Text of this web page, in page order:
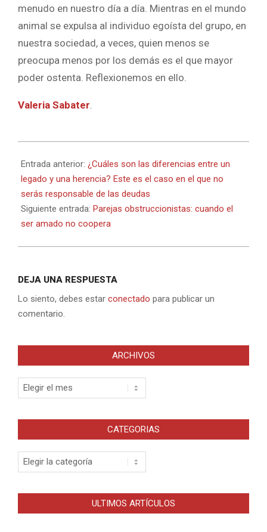
menudo en nuestro día a día. Mientras en el mundo
animal se expulsa al individuo egoísta del grupo, en
nuestra sociedad, a veces, quien menos se
preocupa menos por los demás es el que mayor
poder ostenta. Reflexionemos en ello.
Valeria Sabater.
07-
12
Entrada anterior: ¿Cuáles son las diferencias entre un
legado y una herencia? Este es el caso en el que no
serás responsable de las deudas
Siguiente entrada: Parejas obstruccionistas: cuando el
ser amado no coopera
DEJA UNA RESPUESTA
Lo siento, debes estar conectado para publicar un
comentario.
ARCHIVOS
Archivos
CATEGORIAS
Categorias
ULTIMOS ARTÍCULOS